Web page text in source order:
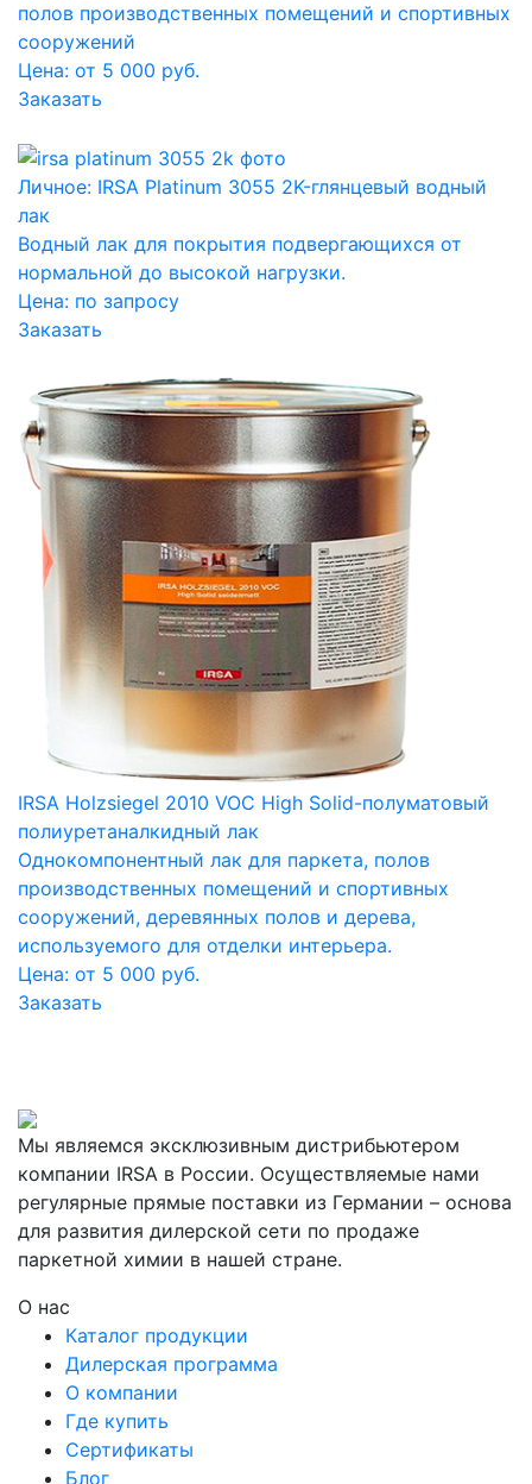
полов производственных помещений и спортивных
сооружений
Цена: от 5 000 руб.
Заказать
Личное: IRSA Platinum 3055 2K-глянцевый водный
лак
Водный лак для покрытия подвергающихся от
нормальной до высокой нагрузки.
Цена: по запросу
Заказать
IRSA Holzsiegel 2010 VOC High Solid-полуматовый
полиуретаналкидный лак
Однокомпонентный лак для паркета, полов
производственных помещений и спортивных
сооружений, деревянных полов и дерева,
используемого для отделки интерьера.
Цена: от 5 000 руб.
Заказать
Мы являемся эксклюзивным дистрибьютером
компании IRSA в России. Осуществляемые нами
регулярные прямые поставки из Германии – основа
для развития дилерской сети по продаже
паркетной химии в нашей стране.
О нас
Каталог продукции
Дилерская программа
О компании
Где купить
Сертификаты
Блог